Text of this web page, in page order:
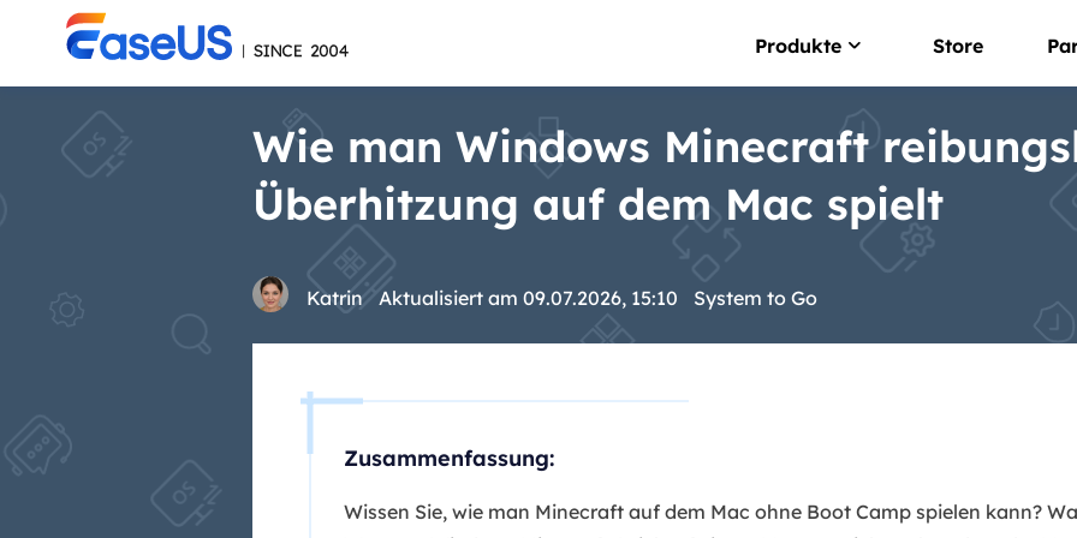
Produkte
NTFS For Mac
Intelligenter NTFS-
Systemoptimierung
Store
Wie man Windows Minecraft
Überhitzung auf dem Mac spielt
Katrin Aktualisiert am 09.07.2026, 15:10 System to Go
Zusammenfassung:
Wissen Sie, wie man Minecraft auf dem Mac ohne Boot Camp spielen kann?